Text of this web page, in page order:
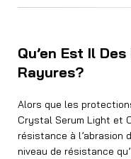
Qu’en Est Il
Rayures?
Alors que les
Crystal Serum Light et
résistance à l’abrasion
niveau de résistance